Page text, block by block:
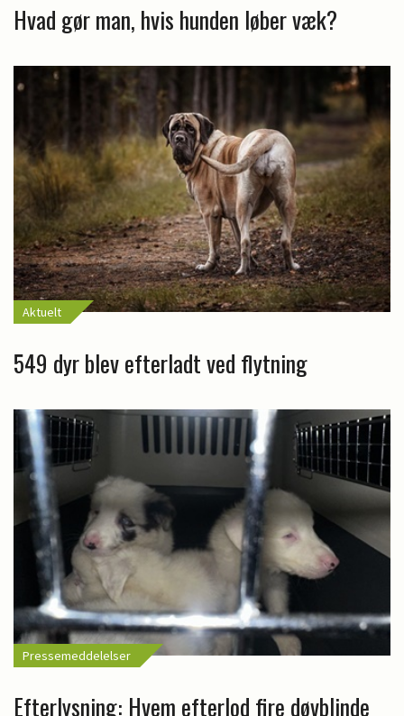
Hvad gør man, hvis hunden løber væk?
Aktuelt
549 dyr blev efterladt ved flytning
Pressemeddelelser
Efterlysning: Hvem efterlod fire døvblinde